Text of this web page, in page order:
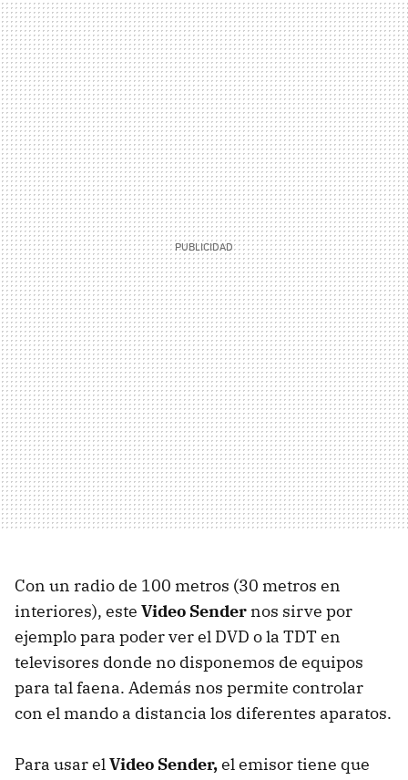
Con un radio de 100 metros (30 metros en
interiores), este Video Sender nos sirve por
ejemplo para poder ver el DVD o la TDT en
televisores donde no disponemos de equipos
para tal faena. Además nos permite controlar
con el mando a distancia los diferentes aparatos.
Para usar elVideo Sender,el emisor tiene que